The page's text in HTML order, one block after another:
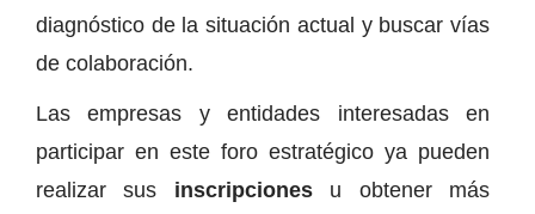
diagnóstico de la situación actual y buscar vías
de colaboración.
Las empresas y entidades interesadas en
participar en este foro estratégico ya pueden
realizar sus inscripcionesu obtener más